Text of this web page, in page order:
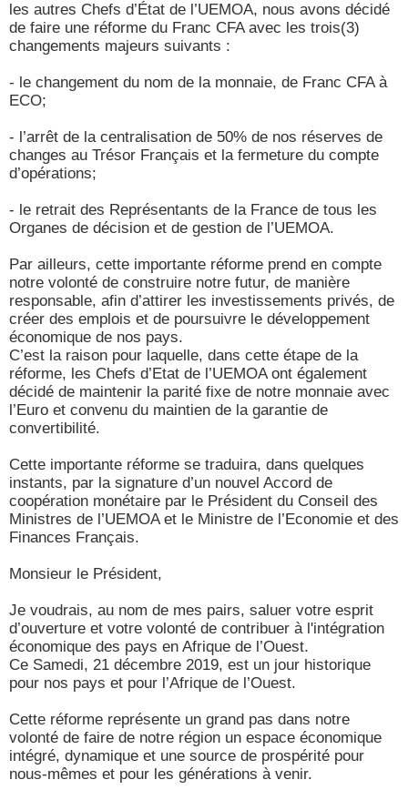
les autres Chefs d’État de l’UEMOA, nous avons décidé
de faire une réforme du Franc CFA avec les trois(3)
changements majeurs suivants :
- le changement du nom de la monnaie, de Franc CFA à
ECO;
- l’arrêt de la centralisation de 50% de nos réserves de
changes au Trésor Français et la fermeture du compte
d’opérations;
- le retrait des Représentants de la France de tous les
Organes de décision et de gestion de l’UEMOA.
Par ailleurs, cette importante réforme prend en compte
notre volonté de construire notre futur, de manière
responsable, afin d’attirer les investissements privés, de
créer des emplois et de poursuivre le développement
économique de nos pays.
C’est la raison pour laquelle, dans cette étape de la
réforme, les Chefs d’Etat de l’UEMOA ont également
décidé de maintenir la parité fixe de notre monnaie avec
l’Euro et convenu du maintien de la garantie de
convertibilité.
Cette importante réforme se traduira, dans quelques
instants, par la signature d’un nouvel Accord de
coopération monétaire par le Président du Conseil des
Ministres de l’UEMOA et le Ministre de l’Economie et des
Finances Français.
Monsieur le Président,
Je voudrais, au nom de mes pairs, saluer votre esprit
d’ouverture et votre volonté de contribuer à l'intégration
économique des pays en Afrique de l’Ouest.
Ce Samedi, 21 décembre 2019, est un jour historique
pour nos pays et pour l’Afrique de l’Ouest.
Cette réforme représente un grand pas dans notre
volonté de faire de notre région un espace économique
intégré, dynamique et une source de prospérité pour
nous-mêmes et pour les générations à venir.